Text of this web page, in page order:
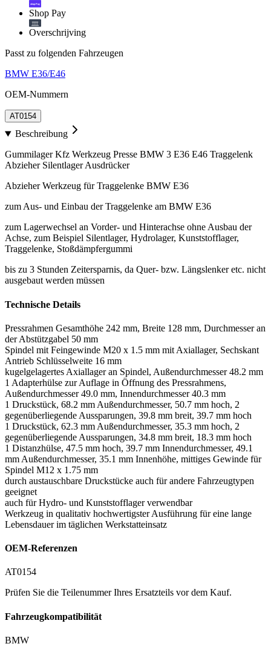
shop Pay
Shop Pay
Overschrijving
Passt zu folgenden Fahrzeugen
BMW E36/E46
OEM-Nummern
AT0154
Beschreibung
Gummilager Kfz Werkzeug Presse BMW 3 E36 E46 Traggelenk
Abzieher Silentlager Ausdrücker
Abzieher Werkzeug für Traggelenke BMW E36
zum Aus- und Einbau der Traggelenke am BMW E36
zum Lagerwechsel an Vorder- und Hinterachse ohne Ausbau der
Achse, zum Beispiel Silentlager, Hydrolager, Kunststofflager,
Traggelenke, Stoßdämpfergummi
bis zu 3 Stunden Zeitersparnis, da Quer- bzw. Längslenker etc. nicht
ausgebaut werden müssen
Technische Details
Pressrahmen Gesamthöhe 242 mm, Breite 128 mm, Durchmesser an
der Abstützgabel 50 mm
Spindel mit Feingewinde M20 x 1.5 mm mit Axiallager, Sechskant
Antrieb Schlüsselweite 16 mm
kugelgelagertes Axiallager an Spindel, Außendurchmesser 48.2 mm
1 Adapterhülse zur Auflage in Öffnung des Pressrahmens,
Außendurchmesser 49.0 mm, Innendurchmesser 40.3 mm
1 Druckstück, 68.2 mm Außendurchmesser, 50.7 mm hoch, 2
gegenüberliegende Aussparungen, 39.8 mm breit, 39.7 mm hoch
1 Druckstück, 62.3 mm Außendurchmesser, 35.3 mm hoch, 2
gegenüberliegende Aussparungen, 34.8 mm breit, 18.3 mm hoch
1 Distanzhülse, 47.5 mm hoch, 39.7 mm Innendurchmesser, 49.1
mm Außendurchmesser, 35.1 mm Innenhöhe, mittiges Gewinde für
Spindel M12 x 1.75 mm
durch austauschbare Druckstücke auch für andere Fahrzeugtypen
geeignet
auch für Hydro- und Kunststofflager verwendbar
Werkzeug in qualitativ hochwertigster Ausführung für eine lange
Lebensdauer im täglichen Werkstatteinsatz
OEM-Referenzen
AT0154
Prüfen Sie die Teilenummer Ihres Ersatzteils vor dem Kauf.
Fahrzeugkompatibilität
BMW